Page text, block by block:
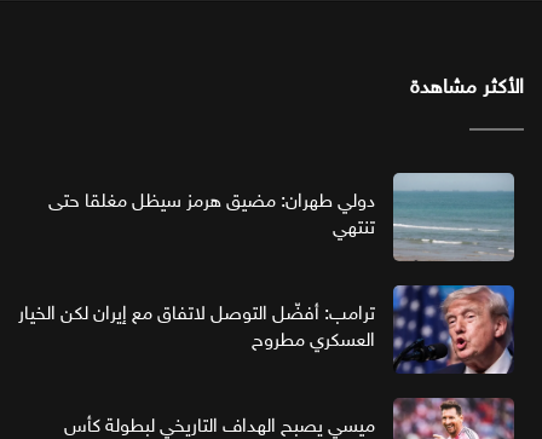
الأكثر مشاهدة
دولي طهران: مضيق هرمز سيظل مغلقا حتى
تنتهي
ترامب: أفضّل التوصل لاتفاق مع إيران لكن الخيار
العسكري مطروح
ميسي يصبح الهداف التاريخي لبطولة كأس